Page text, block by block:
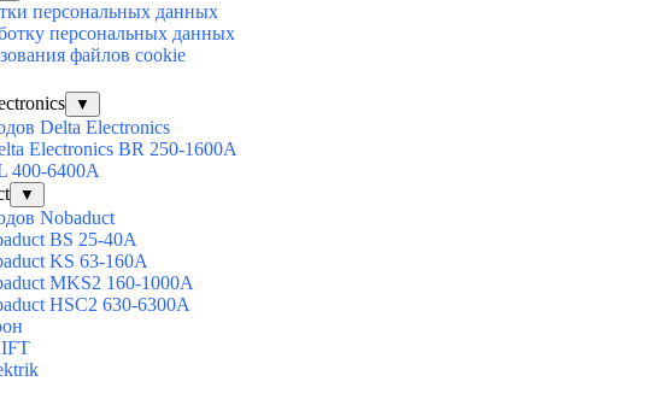
персональных данных
персональных данных
файлов cookie
▼
Delta Electronics
Electronics BR 250-1600A
400-6400A
▼
Nobaduct
BS 25-40A
KS 63-160А
MKS2 160-1000А
HSC2 630-6300А